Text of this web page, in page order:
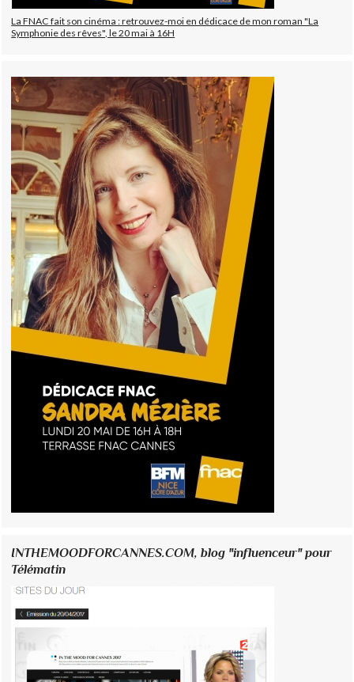
La FNAC fait son cinéma : retrouvez-moi en dédicace de mon roman "La
Symphonie des rêves", le 20 mai à 16H
INTHEMOODFORCANNES.COM, blog "influenceur" pour
Télématin